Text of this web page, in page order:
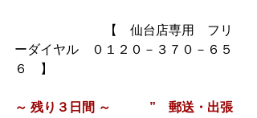
【　仙台店専用　フリ
ーダイヤル　０１２０－３７０－６５
６　】
～ 残り３日間 ～　　　”　郵送・出張